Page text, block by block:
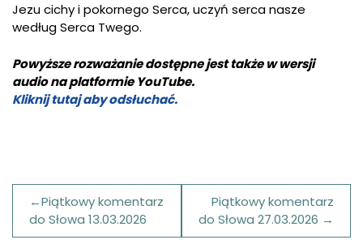
Jezu cichy i pokornego Serca, uczyń serca nasze
według Serca Twego.
Powyższe rozważanie dostępne jest także w wersji
audio na platformie YouTube.
Kliknij tutaj aby odsłuchać.
Nawigacja
wpisu
Piątkowy komentarz
do Słowa 13.03.2026
Piątkowy komentarz
do Słowa 27.03.2026